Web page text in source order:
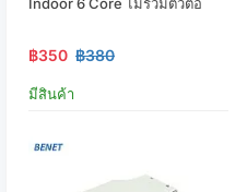
฿350 ฿380
มีสินค้า